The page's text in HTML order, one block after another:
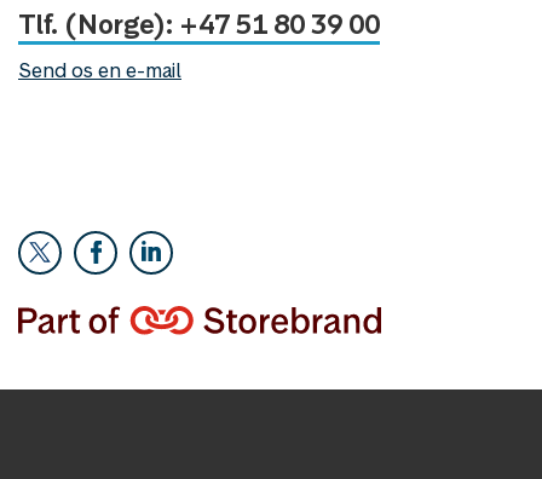
Tlf. (Norge): +47 51 80 39 00
Send os en e-mail